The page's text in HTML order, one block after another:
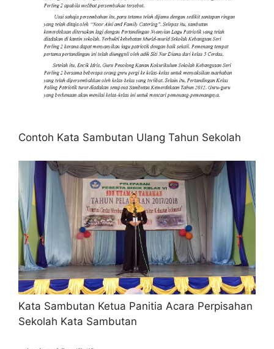
Contoh Kata Sambutan Ulang Tahun Sekolah
Kata Sambutan Ketua Panitia Acara Perpisahan
Sekolah Kata Sambutan